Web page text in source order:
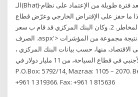
الـ(Bhat)-العملة الوطنية التايلندية- بعد فترة طويلة من الإعتماد على نظام
ما حفز على الإقتراض الخارجي وعرّض قطاع
الأعمال و المال إلى المخاطر. 2. وكان البنك المركزي قد قام ب سعر
الصرف .aspx'> تحرير سعر الصرف ، نتيجة مجموعة من المؤشرات
منها، حسب بيانات البنك المركزي ،
انخفاض إيرادات النقد الأجنبي في قطاع السياحة، من 11 مليار دولار في
P.O.Box: 5792/14, Mazraa: 1105 – 2070.
+961 1 319366. Fax: +961 1 815636